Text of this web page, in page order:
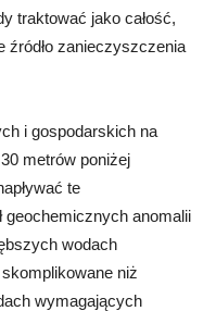
traktować jako całość,
źródło zanieczyszczenia
i gospodarskich na
metrów poniżej
te
geochemicznych anomalii
wodach
niż
wymagających